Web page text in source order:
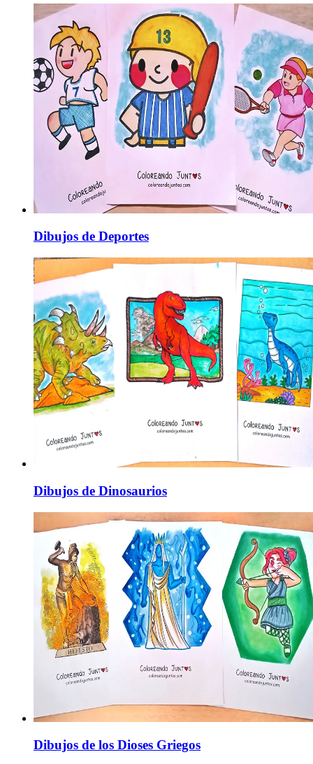
Dibujos de Deportes
Dibujos de Dinosaurios
Dibujos de los Dioses Griegos